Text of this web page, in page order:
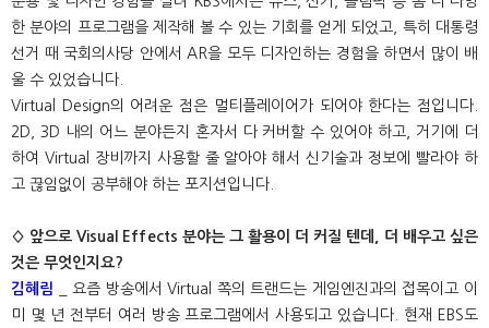
한 분야의 프로그램을 제작해 볼 수 있는 기회를 얻게 되었고, 특히 대통령
선거 때 국회의사당 안에서 AR을 모두 디자인하는 경험을 하면서 많이 배
울 수 있었습니다.
Virtual Design의 어려운 점은 멀티플레이어가 되어야 한다는 점입니다.
2D, 3D 내의 어느 분야든지 혼자서 다 커버할 수 있어야 하고, 거기에 더
하여 Virtual 장비까지 사용할 줄 알아야 해서 신기술과 정보에 빨라야 하
고 끊임없이 공부해야 하는 포지션입니다.
◊ 앞으로 Visual Effects 분야는 그 활용이 더 커질 텐데, 더 배우고 싶은
것은 무엇인지요?
김혜림 _ 요즘 방송에서 Virtual 쪽의 트랜드는 게임엔진과의 접목이고 이
미 몇 년 전부터 여러 방송 프로그램에서 사용되고 있습니다. 현재 EBS도